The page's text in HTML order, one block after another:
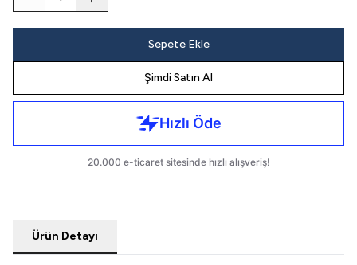
Sepete Ekle
Şimdi Satın Al
Ürün Detayı